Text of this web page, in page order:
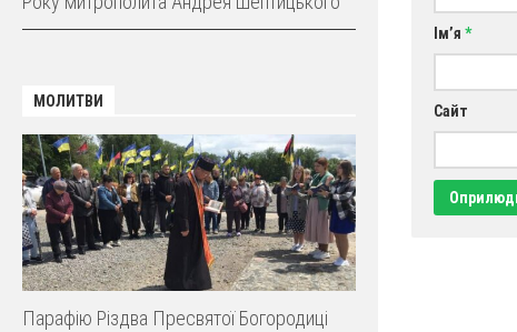
Ім’я *
Сайт
МОЛИТВИ
Парафію Різдва Пресвятої Богородиці